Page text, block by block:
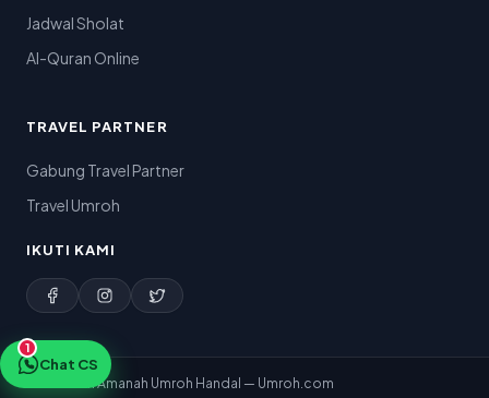
Jadwal Sholat
Al-Quran Online
TRAVEL PARTNER
Gabung Travel Partner
Travel Umroh
IKUTI KAMI
© 2026 PT. Amanah Umroh Handal — Umroh.com
Chat CS
1